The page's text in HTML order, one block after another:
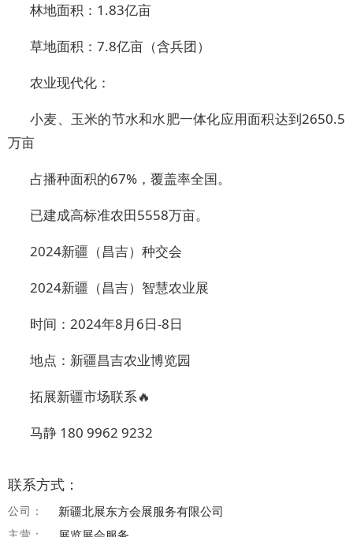
林地面积：1.83亿亩
草地面积：7.8亿亩（含兵团）
农业现代化：
小麦、玉米的节水和水肥一体化应用面积达到2650.5
万亩
占播种面积的67%，覆盖率全国。
已建成高标准农田5558万亩。
2024新疆（昌吉）种交会
2024新疆（昌吉）智慧农业展
时间：2024年8月6日-8日
地点：新疆昌吉农业博览园
拓展新疆市场联系🔥
马静 180 9962 9232
联系方式：
公司： 新疆北展东方会展服务有限公司